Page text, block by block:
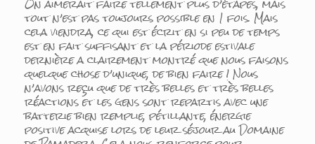
tout n’est pas toujours possible en 1 fois. Mais
cela viendra, ce qui est écrit en si peu de temps
est en fait suffisant et la période estivale
dernière a clairement montré que nous faisons
quelque chose d’unique, de bien faire ! Nous
n’avons reçu que de très belles et très belles
réactions et les gens sont repartis avec une
batterie bien remplie, pétillante, énergie
positive acquise lors de leur séjour au Domaine